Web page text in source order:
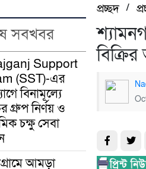
সবখবর
Support
(SST)-এর
বিনামূল্যে
গ্রুপ নির্ণয় ও
চক্ষু সেবা
আমড়া
প্রচ্ছদ/